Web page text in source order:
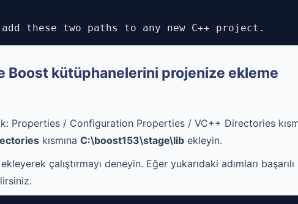
these two paths to any new C++ project.
Boost kütüphanelerini projenize ekleme
Properties / Configuration Properties / VC++ Directories
kısmına C:\boost153\stage\lib ekleyin.
çalıştırmayı deneyin. Eğer yukarıdaki adımları